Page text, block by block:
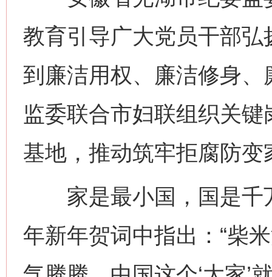
教育引导广大党员干部
到廉洁用权、廉洁修身
监委联合市妇联组织关
基地，推动筑牢拒腐防
家是最小国，国是千
年新年贺词中指出：“柴